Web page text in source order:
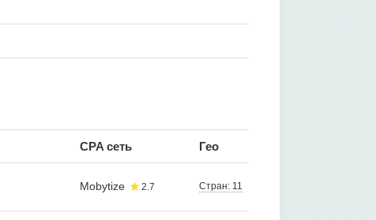
CPA сеть Гео
Mobytize 2.7 Стран: 11